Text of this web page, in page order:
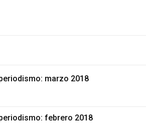
marzo 2018
febrero 2018